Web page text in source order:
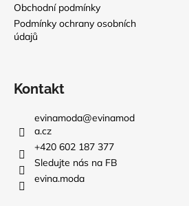
Obchodní podmínky
Podmínky ochrany osobních
údajů
Kontakt
evinamoda@evinamod
a.cz
+420 602 187 377
Sledujte nás na FB
evina.moda